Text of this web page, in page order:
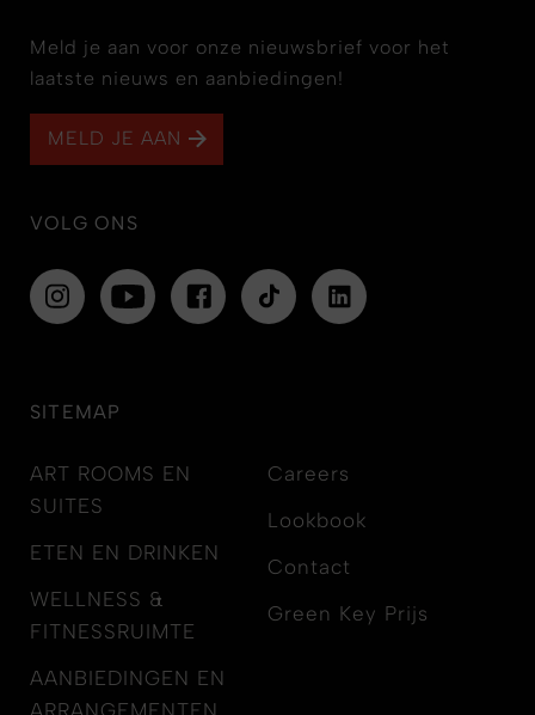
Meld je aan voor onze nieuwsbrief voor het
laatste nieuws en aanbiedingen!
MELD JE AAN
VOLG ONS
SITEMAP
ART ROOMS EN
SUITES
ETEN EN DRINKEN
WELLNESS &
FITNESSRUIMTE
AANBIEDINGEN EN
ARRANGEMENTEN
Careers
Lookbook
Contact
Green Key Prijs